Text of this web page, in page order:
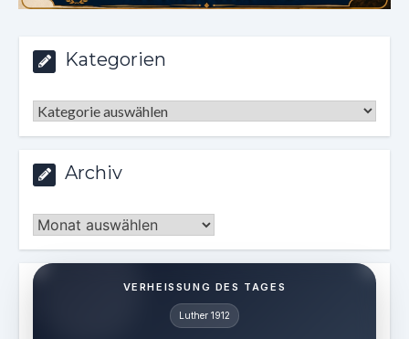
Kategorien
Kategorien
Archiv
Archiv
VERHEISSUNG DES TAGES
Luther 1912